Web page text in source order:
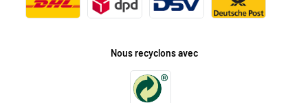
Nous recyclons avec